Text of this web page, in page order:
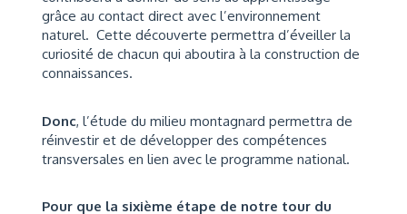
grâce au contact direct avec l’environnement
naturel. Cette découverte permettra d’éveiller la
curiosité de chacun qui aboutira à la construction de
connaissances.
Donc, l’étude du milieu montagnard permettra de
réinvestir et de développer des compétences
transversales en lien avec le programme national.
Pour que la sixième étape de notre tour du